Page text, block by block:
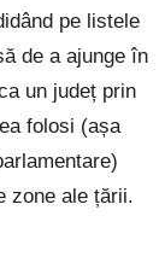
pe listele
de a ajunge în
un județ prin
folosi (așa
zone ale țării.